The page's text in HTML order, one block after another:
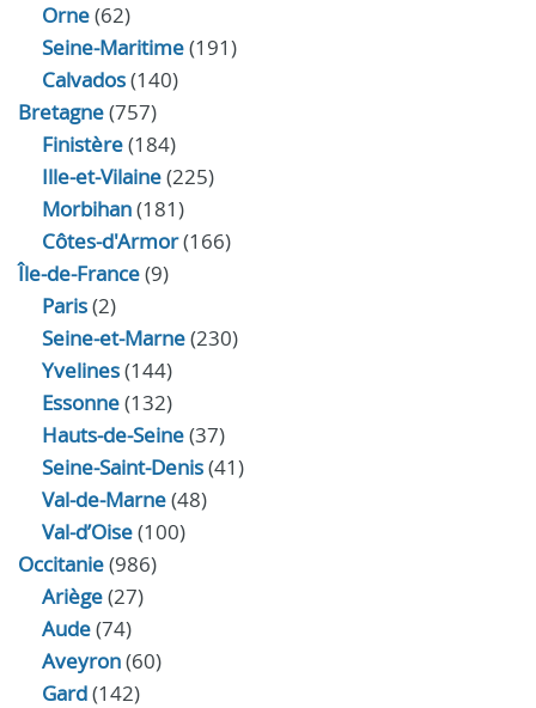
Orne(62)
Seine-Maritime(191)
Calvados(140)
Bretagne(757)
Finistère(184)
Ille-et-Vilaine(225)
Morbihan(181)
Côtes-d'Armor(166)
Île-de-France(9)
Paris(2)
Seine-et-Marne(230)
Yvelines(144)
Essonne(132)
Hauts-de-Seine(37)
Seine-Saint-Denis(41)
Val-de-Marne(48)
Val-d’Oise(100)
Occitanie(986)
Ariège(27)
Aude(74)
Aveyron(60)
Gard(142)